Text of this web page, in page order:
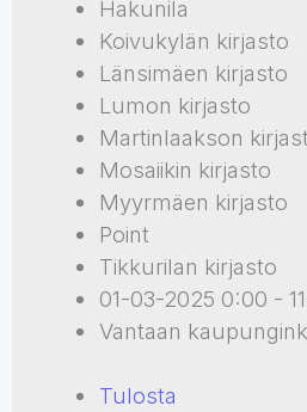
Hakunila
Koivukylän kirjasto
Länsimäen kirjasto
Lumon kirjasto
Martinlaakson
Mosaiikin kirjasto
Myyrmäen kirjasto
Point
Tikkurilan kirjasto
01-03-2025 0:00 -
Vantaan
Tulosta